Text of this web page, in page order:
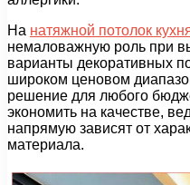
На натяжной потолок
немаловажную роль при
варианты декоративных
широком ценовом
решение для любого
экономить на качестве,
напрямую зависят от
материала.